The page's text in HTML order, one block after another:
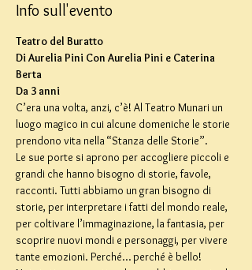
Info sull'evento
Teatro del Buratto
Di Aurelia Pini Con Aurelia Pini e Caterina
Berta
Da 3 anni
C’era una volta, anzi, c’è! Al Teatro Munari un
luogo magico in cui alcune domeniche le storie
prendono vita nella “Stanza delle Storie”.
Le sue porte si aprono per accogliere piccoli e
grandi che hanno bisogno di storie, favole,
racconti. Tutti abbiamo un gran bisogno di
storie, per interpretare i fatti del mondo reale,
per coltivare l’immaginazione, la fantasia, per
scoprire nuovi mondi e personaggi, per vivere
tante emozioni. Perché… perché è bello!